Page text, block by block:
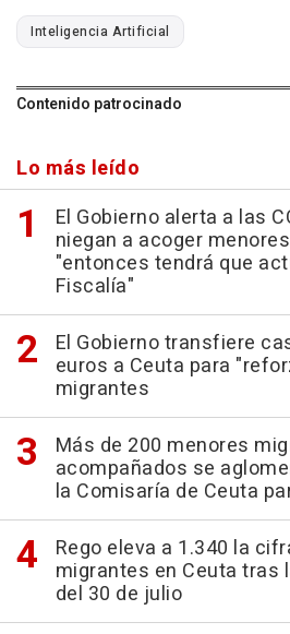
Inteligencia Artificial
Contenido patrocinado
Lo más leído
El Gobierno alerta a las
niegan a acoger
"entonces tendrá que
Fiscalía"
El Gobierno transfiere
euros a Ceuta para
migrantes
Más de 200 menores
acompañados se
la Comisaría de Ceuta
Rego eleva a 1.340 la
migrantes en Ceuta tras
del 30 de julio